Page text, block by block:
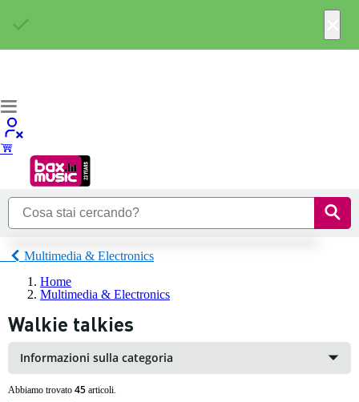
Multimedia & Electronics
Home
Multimedia & Electronics
Walkie talkies
Informazioni sulla categoria
Abbiamo trovato 45 articoli.